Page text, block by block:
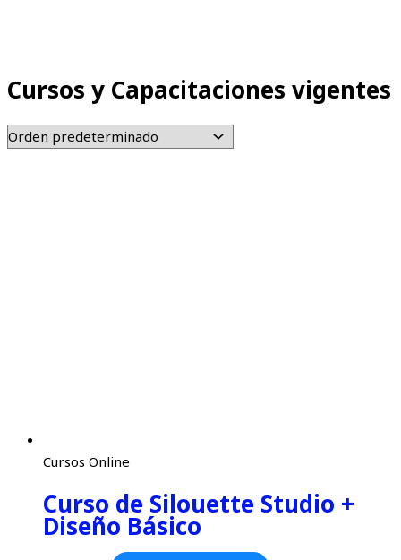
Cursos y Capacitaciones vigentes
Cursos Online
Curso de Silouette Studio +
Diseño Básico